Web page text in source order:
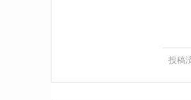
投稿